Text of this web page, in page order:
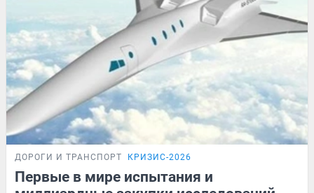
ДОРОГИ И ТРАНСПОРТ КРИЗИС-2026
Первые в мире испытания и